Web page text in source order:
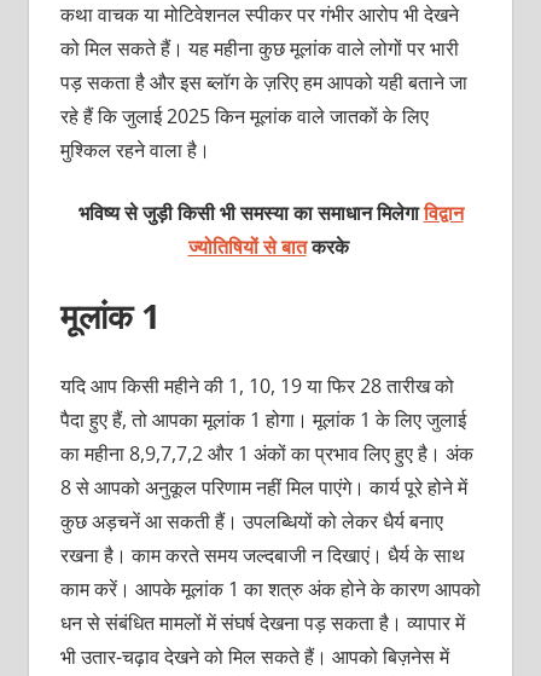
कथा वाचक या मोटिवेशनल स्पीकर पर गंभीर आरोप भी देखने
को मिल सकते हैं। यह महीना कुछ मूलांक वाले लोगों पर भारी
पड़ सकता है और इस ब्‍लॉग के ज़रिए हम आपको यही बताने जा
रहे हैं कि जुलाई 2025 किन मूलांक वाले जातकों के लिए
मुश्किल रहने वाला है।
भविष्य से जुड़ी किसी भी समस्या का समाधान मिलेगाविद्वान
ज्योतिषियों से बातकरके
मूलांक 1
यदि आप किसी महीने की 1, 10, 19 या फिर 28 तारीख को
पैदा हुए हैं, तो आपका मूलांक 1 होगा। मूलांक 1 के लिए जुलाई
का महीना 8,9,7,7,2 और 1 अंकों का प्रभाव लिए हुए है। अंक
8 से आपको अनुकूल परिणाम नहीं मिल पाएंगे। कार्य पूरे होने में
कुछ अड़चनें आ सकती हैं। उपलब्धियों को लेकर धैर्य बनाए
रखना है। काम करते समय जल्दबाजी न दिखाएं। धैर्य के साथ
काम करें। आपके मूलांक 1 का शत्रु अंक होने के कारण आपको
धन से संबंधित मामलों में संघर्ष देखना पड़ सकता है। व्यापार में
भी उतार-चढ़ाव देखने को मिल सकते हैं। आपको बिज़नेस में